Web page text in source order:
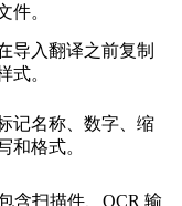
件。
导入翻译之前复制
式。
记名称、数字、缩
和格式。
含扫描件、OCR 输